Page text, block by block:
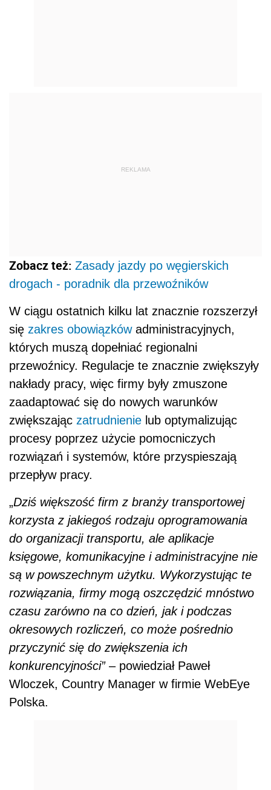
REKLAMA
Zobacz też: Zasady jazdy po węgierskich
drogach - poradnik dla przewoźników
W ciągu ostatnich kilku lat znacznie rozszerzył
się zakres obowiązkówadministracyjnych,
których muszą dopełniać regionalni
przewoźnicy. Regulacje te znacznie zwiększyły
nakłady pracy, więc firmy były zmuszone
zaadaptować się do nowych warunków
zwiększając zatrudnienie lub optymalizując
procesy poprzez użycie pomocniczych
rozwiązań i systemów, które przyspieszają
przepływ pracy.
„Dziś większość firm z branży transportowej
korzysta z jakiegoś rodzaju oprogramowania
do organizacji transportu, ale aplikacje
księgowe, komunikacyjne i administracyjne nie
są w powszechnym użytku. Wykorzystując te
rozwiązania, firmy mogą oszczędzić mnóstwo
czasu zarówno na co dzień, jak i podczas
okresowych rozliczeń, co może pośrednio
przyczynić się do zwiększenia ich
konkurencyjności”– powiedział Paweł
Wloczek, Country Manager w firmie WebEye
Polska.